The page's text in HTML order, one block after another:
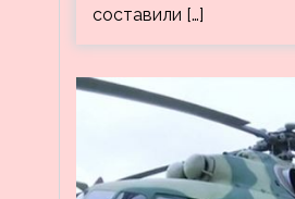
составили […]